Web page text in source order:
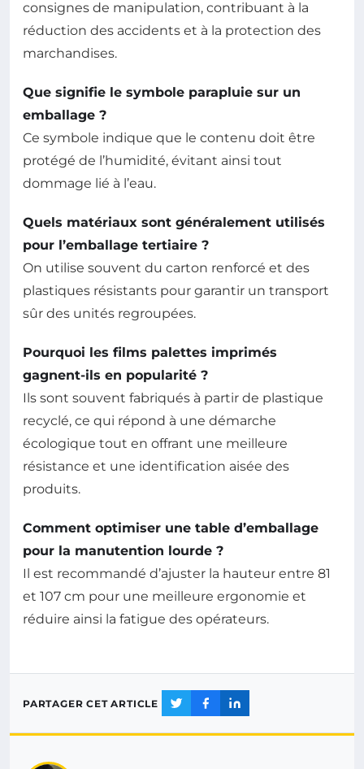
consignes de manipulation, contribuant à la
réduction des accidents et à la protection des
marchandises.
Que signifie le symbole parapluie sur un
emballage ?
Ce symbole indique que le contenu doit être
protégé de l’humidité, évitant ainsi tout
dommage lié à l’eau.
Quels matériaux sont généralement utilisés
pour l’emballage tertiaire ?
On utilise souvent du carton renforcé et des
plastiques résistants pour garantir un transport
sûr des unités regroupées.
Pourquoi les films palettes imprimés
gagnent-ils en popularité ?
Ils sont souvent fabriqués à partir de plastique
recyclé, ce qui répond à une démarche
écologique tout en offrant une meilleure
résistance et une identification aisée des
produits.
Comment optimiser une table d’emballage
pour la manutention lourde ?
Il est recommandé d’ajuster la hauteur entre 81
et 107 cm pour une meilleure ergonomie et
réduire ainsi la fatigue des opérateurs.
PARTAGER CET ARTICLE